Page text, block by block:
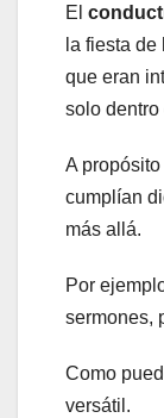
El
la fiesta de
que eran
solo dentro
A
cumplían
más allá.
Por
sermones,
Como
versátil.